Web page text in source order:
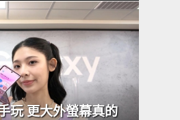
玩 更大外螢幕真的